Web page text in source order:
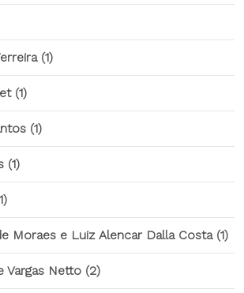
(1)
(1)
(1)
(1)
Moraes e Luiz Alencar Dalla Costa (1)
Vargas Netto (2)